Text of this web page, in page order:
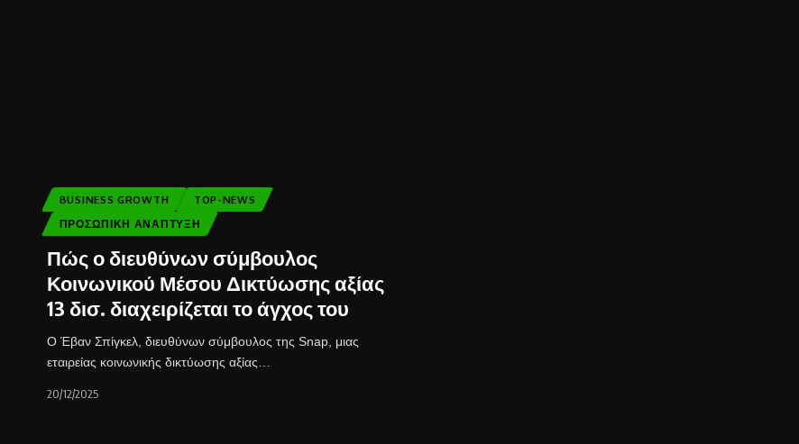
BUSINESS GROWTH
TOP-NEWS
ΠΡΟΣΩΠΙΚΉ ΑΝΆΠΤΥΞΗ
Πώς ο διευθύνων σύμβουλος
Κοινωνικού Μέσου Δικτύωσης αξίας
13 δισ. διαχειρίζεται το άγχος του
Ο Έβαν Σπίγκελ, διευθύνων σύμβουλος της Snap, μιας
εταιρείας κοινωνικής δικτύωσης αξίας…
20/12/2025